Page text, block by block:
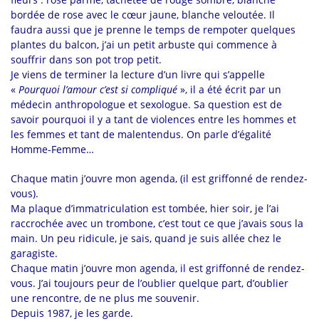
bordée de rose avec le cœur jaune, blanche veloutée. Il
faudra aussi que je prenne le temps de rempoter quelques
plantes du balcon, j’ai un petit arbuste qui commence à
souffrir dans son pot trop petit.
Je viens de terminer la lecture d’un livre qui s’appelle
« Pourquoi l’amour c’est si compliqué », il a été écrit par un
médecin anthropologue et sexologue. Sa question est de
savoir pourquoi il y a tant de violences entre les hommes et
les femmes et tant de malentendus. On parle d’égalité
Homme-Femme…
Chaque matin j’ouvre mon agenda, (il est griffonné de rendez-
vous).
Ma plaque d’immatriculation est tombée, hier soir, je l’ai
raccrochée avec un trombone, c’est tout ce que j’avais sous la
main. Un peu ridicule, je sais, quand je suis allée chez le
garagiste.
Chaque matin j’ouvre mon agenda, il est griffonné de rendez-
vous. J’ai toujours peur de l’oublier quelque part, d’oublier
une rencontre, de ne plus me souvenir.
Depuis 1987, je les garde.